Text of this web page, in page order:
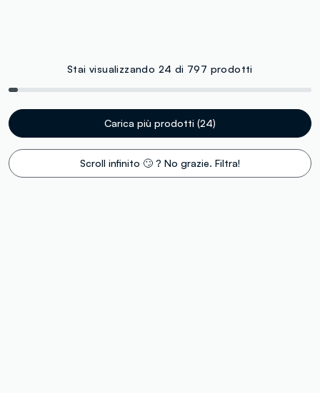
Stai visualizzando 24 di 797 prodotti
Carica più prodotti (24)
Scroll infinito 🙄 ? No grazie. Filtra!